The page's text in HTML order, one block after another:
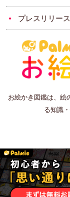
プレスリリー
お絵かき図鑑は、絵
る知識